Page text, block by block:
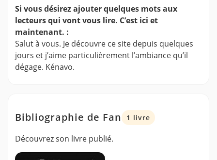
Si vous désirez ajouter quelques mots aux
lecteurs qui vont vous lire. C’est ici et
maintenant. :
Salut à vous. Je découvre ce site depuis quelques
jours et j’aime particulièrement l’ambiance qu’il
dégage. Kénavo.
Bibliographie de Fan 1 livre
Découvrez son livre publié.